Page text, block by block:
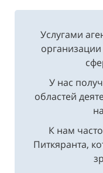
Услугами
У нас
областей
К нам
Питкяранта,